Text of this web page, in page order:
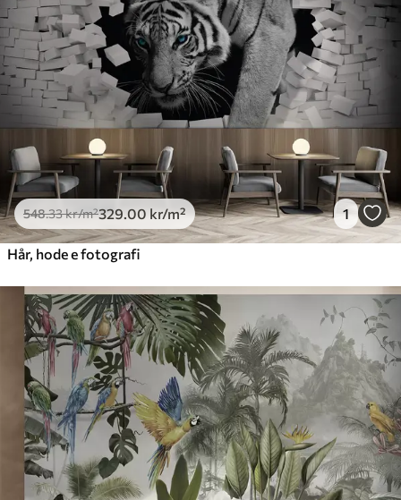
548.33kr/m²329 .00 kr/m² 1
Hår, hode e fotografi